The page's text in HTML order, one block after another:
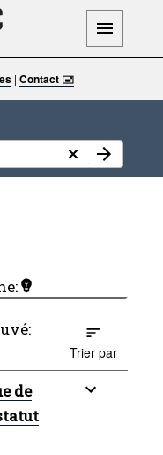
| Contact 🖃
Trier par
de